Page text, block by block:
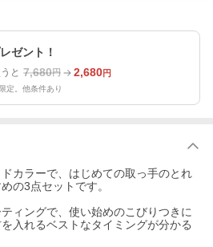
ゼント！
と 7,680円 2,680円
定。他条件あり
カラーで、はじめての取っ手のとれ
の3点セットです。
ィングで、使い始めのこびりつきに
入れるベストなタイミングが分かる